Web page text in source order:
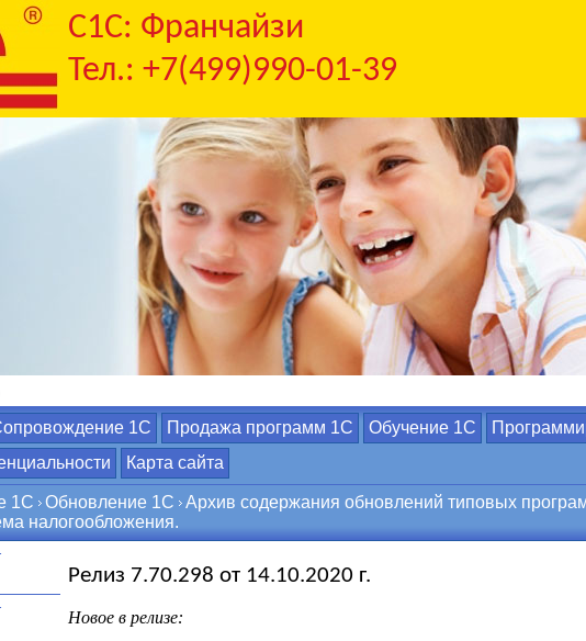
C1С: Франчайзи
Тел.: +7(499)990-01-39
1С Продажа программ 1С Обучение 1С
Карта сайта
1С Обновление 1С Архив содержания обновлений типовых
налогообложения.
Релиз 7.70.298 от 14.10.2020 г.
Новое в релизе: